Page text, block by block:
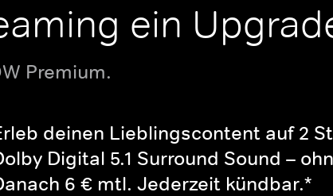
ein
Premium.
deinen Lieblingscontent auf 2
Digital 5.1 Surround Sound –
6 € mtl. Jederzeit kündbar.*